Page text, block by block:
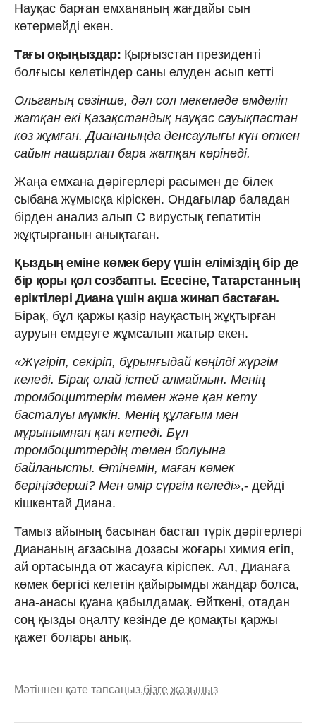
Науқас барған емхананың жағдайы сын
көтермейді екен.
Тағы оқыңыздар: Қырғызстан президенті
болғысы келетіндер саны елуден асып кетті
Ольганың сөзінше, дәл сол мекемеде емделіп
жатқан екі Қазақстандық науқас сауықпастан
көз жұмған. Диананыңда денсаулығы күн өткен
сайын нашарлап бара жатқан көрінеді.
Жаңа емхана дәрігерлері расымен де білек
сыбана жұмысқа кіріскен. Ондағылар баладан
бірден анализ алып С вирустық гепатитін
жұқтырғанын анықтаған.
Қыздың еміне көмек беру үшін еліміздің бір де
бір қоры қол созбапты. Есесіне, Татарстанның
еріктілері Диана үшін ақша жинап бастаған.
Бірақ, бұл қаржы қазір науқастың жұқтырған
ауруын емдеуге жұмсалып жатыр екен.
«Жүгіріп, секіріп, бұрынғыдай көңілді жүргім
келеді. Бірақ олай істей алмаймын. Менің
тромбоциттерім төмен және қан кету
басталуы мүмкін. Менің құлағым мен
мұрынымнан қан кетеді. Бұл
тромбоциттердің төмен болуына
байланысты. Өтінемін, маған көмек
беріңіздерші? Мен өмір сүргім келеді»,- дейді
кішкентай Диана.
Тамыз айының басынан бастап түрік дәрігерлері
Диананың ағзасына дозасы жоғары химия егіп,
ай ортасында от жасауға кіріспек. Ал, Дианаға
көмек бергісі келетін қайырымды жандар болса,
ана-анасы қуана қабылдамақ. Өйткені, отадан
соң қызды оңалту кезінде де қомақты қаржы
қажет болары анық.
Мәтіннен қате тапсаңыз,бізге жазыңыз